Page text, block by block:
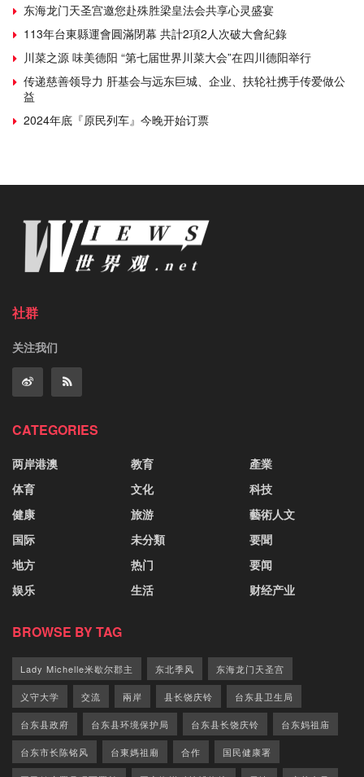
东海龙门天圣宫邀您赴殊胜梁皇法会共享心灵盛宴
113年台東縣運會圓滿閉幕 共計2項2人次破大會紀錄
川菜之源 味美德阳 “第七届世界川菜大会”在四川德阳举行
传递慈善领导力 肝基会与远东巨城、企业、扶轮社携手传爱做公
益
2024年底『原民列车』今晚开始订票
社群
关注我们
CATEGORIES
两岸港澳
体育
健康
国际
地方
娱乐
教育
文化
旅游
未分類
热门
生活
產業
科技
藝術人文
要聞
要闻
财经产业
BROWSE BY TAG
Lady Michelle米歇尔郡主 东北季风 东海龙门天圣宫
义守大学 交流 兩岸 县长饶庆铃 台东县卫生局
台东县政府 台东县环境保护局 台东县长饶庆铃 台东妈祖庙
台东市长陈铭风 台東媽祖廟 合作 国民健康署